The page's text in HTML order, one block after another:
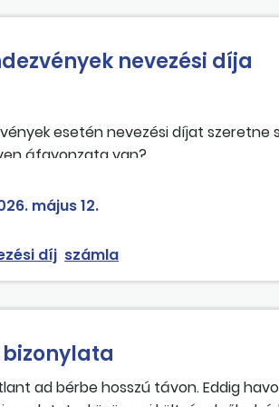
kapcsolatosan?
nevezési díja
esetén nevezési díjat szeretne
áfavonzata van?
május 12.
díj számla
ad bérbe hosszú távon. Eddig